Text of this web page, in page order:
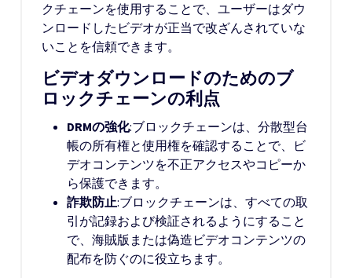
クチェーンを使用することで、ユーザーはダウ
ンロードしたビデオが正当で改ざんされていな
いことを信頼できます。
ビデオダウンロードのためのブ
ロックチェーンの利点
DRMの強化:ブロックチェーンは、分散型台
帳の所有権と使用権を確認することで、ビ
デオコンテンツを不正アクセスやコピーか
ら保護できます。
詐欺防止:ブロックチェーンは、すべての取
引が記録および検証されるようにすること
で、海賊版または偽造ビデオコンテンツの
配布を防ぐのに役立ちます。